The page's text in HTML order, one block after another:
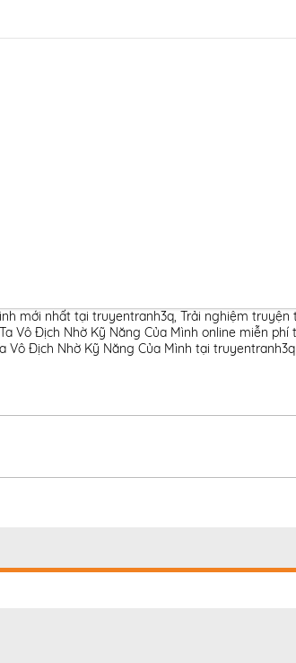
mới nhất tại truyentranh3q, Trải nghiệm truyện
Vô Địch Nhờ Kỹ Năng Của Mình online miễn
Vô Địch Nhờ Kỹ Năng Của Mình tại truyentranh3q